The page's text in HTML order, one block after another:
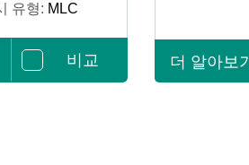
유형: MLC
비교 더 알아보기